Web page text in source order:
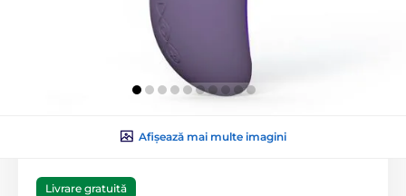
Afișează mai multe imagini
Livrare gratuită